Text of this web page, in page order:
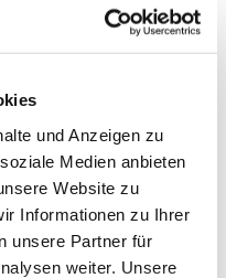
und Anzeigen zu
Medien anbieten
Website zu
Informationen zu Ihrer
unsere Partner für
weiter. Unsere